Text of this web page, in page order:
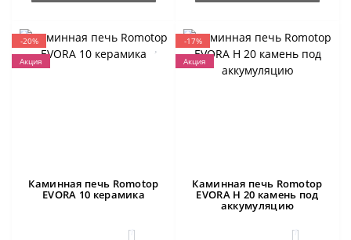
-20%
Акция
Каминная печь Romotop
EVORA 10 керамика
1
-17%
Акция
Каминная печь Romotop
EVORA H 20 камень под
аккумуляцию
1